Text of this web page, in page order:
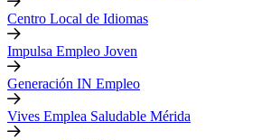
Centro Local de Idiomas
Impulsa Empleo Joven
Generación IN Empleo
Vives Emplea Saludable Mérida